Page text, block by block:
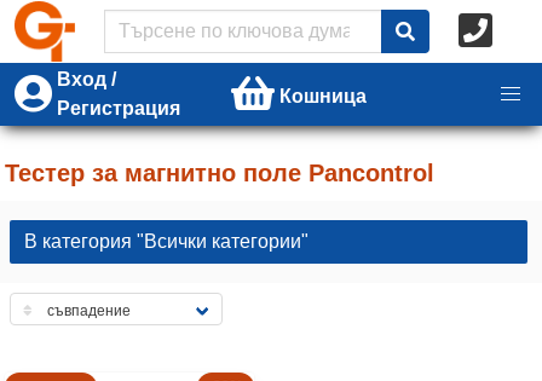
Вход /
Регистрация
Кошница
Тестер за магнитно поле Pancontrol
В категория "Всички категории"